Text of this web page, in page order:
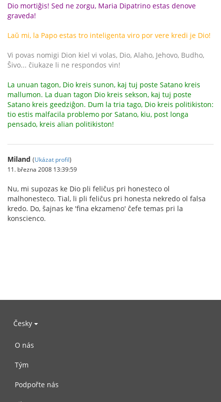
Dio mortiĝis! Sed ne zorgu, Maria Dipatrino estas denove
graveda!
Laŭ mi, la Papo estas tro inteligenta viro por vere kredi je Dio!
Vi povas nomigi Dion kiel vi volas, Dio, Alaho, Jehovo, Budho,
Ŝivo... ĉiukaze li ne respondos vin!
La unuan tagon, Dio kreis sunon, kaj tuj poste Satano kreis
mallumon. La duan tagon Dio kreis sekson, kaj tuj poste
Satano kreis geedziĝon. Dum la tria tago, Dio kreis politikiston:
tio estis malfacila problemo por Satano, kiu, post longa
pensado, kreis alian politikiston!
Miland (Ukázat profil)
11. března 2008 13:39:59
Nu, mi supozas ke Dio pli feliĉus pri honesteco ol
malhonesteco. Tial, li pli feliĉus pri honesta nekredo ol falsa
kredo. Do, ŝajnas ke 'fina ekzameno' ĉefe temas pri la
konscienco.
Česky
O nás
Tým
Podpořte nás